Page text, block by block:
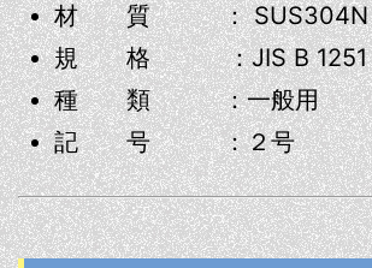
材 質 ： SUS304N
規 格 ：JIS B 1251
種 類 ：一般用
記 号 ：２号